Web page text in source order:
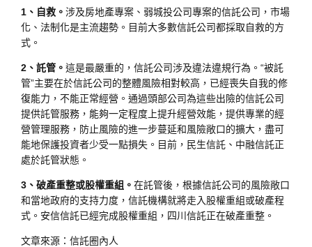
1、自救。 涉及房地產專案、弱城投公司專案的信託公司，市場
化、法制化是主流趨勢。目前大多數信託公司都採取自救的方
式。
2、託管。 這是最嚴重的，信託公司涉及違法違規行為。“被託
管”主要在於信託公司的整體風險相對較高，已經喪失自我的修
復能力，不能正常經營。通過頭部公司為這些出險的信託公司
提供託管服務，能夠一定程度上提升經營效能，提供專業的經
營管理服務，防止風險的進一步蔓延和風險敞口的擴大，盡可
能地保護投資者少受一點損失。目前，民生信託、中融信託正
處於託管狀態。
3、破產重整或股權重組。 在託管後，根據信託公司的風險敞口
和當地政府的支持力度，信託機構就將走入股權重組或破產程
式。安信信託已經完成股權重組，四川信託正在破產重整。
文章來源：信託圈內人